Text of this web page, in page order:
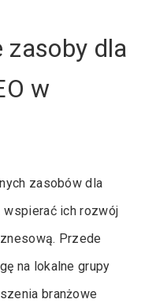
zasoby dla
w
zasobów dla
wspierać ich rozwój
Przede
na lokalne grupy
branżowe